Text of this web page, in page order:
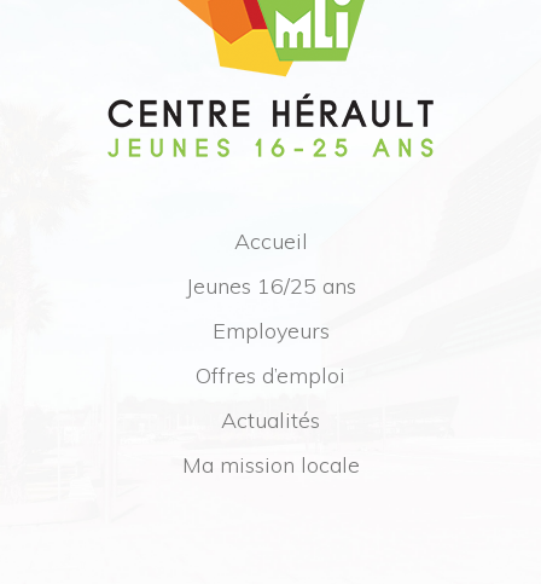
Accueil
Jeunes 16/25 ans
Employeurs
Offres d’emploi
Actualités
Ma mission locale